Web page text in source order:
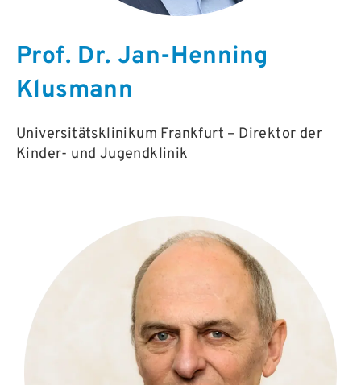
Prof. Dr. Jan-Henning
Klusmann
Universitätsklinikum Frankfurt – Direktor der
Kinder- und Jugendklinik